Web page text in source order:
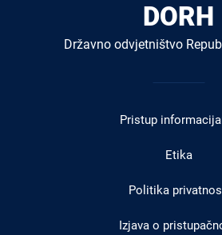
DORH
Državno odvjetništvo
Pristup
Etika
Politika
Izjava o